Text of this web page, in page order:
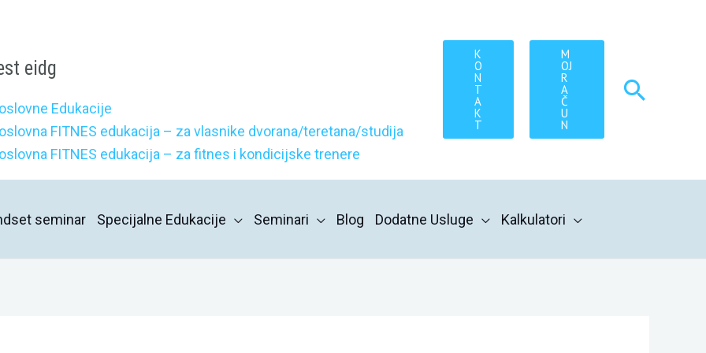
eidg
Edukacije
FITNES edukacija – za vlasnike dvorana/teretana/studija
FITNES edukacija – za fitnes i kondicijske trenere
K
O
N
T
A
K
T
M
OJ
R
A
Č
U
N
seminar Specijalne Edukacije Seminari Blog Dodatne Usluge Kalkulatori